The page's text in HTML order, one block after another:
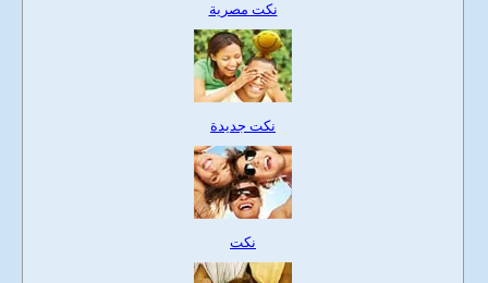
نكت مصرية
نكت جديدة
نكت